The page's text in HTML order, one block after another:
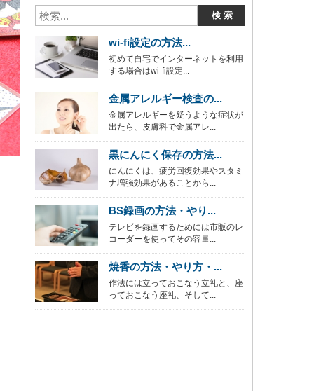
wi-fi設定の方法...
初めて自宅でインターネットを利用
する場合はwi-fi設定...
金属アレルギー検査の...
金属アレルギーを疑うような症状が
出たら、皮膚科で金属アレ...
黒にんにく保存の方法...
にんにくは、疲労回復効果やスタミ
ナ増強効果があることから...
BS録画の方法・やり...
テレビを録画するためには市販のレ
コーダーを使ってその容量...
焼香の方法・やり方・...
作法には立っておこなう立礼と、座
っておこなう座礼、そして...